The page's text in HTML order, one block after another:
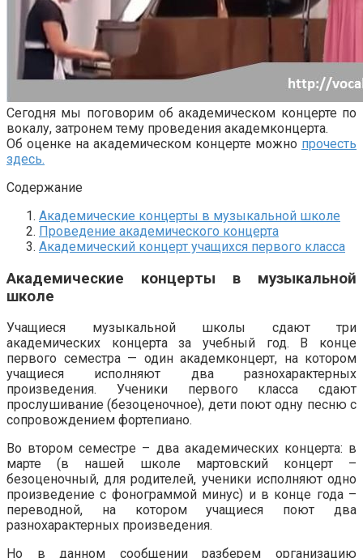
Сегодня мы поговорим об академическом концерте по
вокалу, затронем тему проведения академконцерта.
Об оценке на академическом концерте можно прочесть
здесь.
Содержание
Академические концерты в музыкальной школе
Проведение академического концерта
Академический концерт учащихся первого класса
Академические концерты в музыкальной
школе
Учащиеся музыкальной школы сдают три
академических концерта за учебный год. В конце
первого семестра — один академконцерт, на котором
учащиеся исполняют два разнохарактерных
произведения. Ученики первого класса сдают
прослушивание (безоценочное), дети поют одну песню с
сопровождением фортепиано.
Во втором семестре – два академических концерта: в
марте (в нашей школе мартовский концерт –
безоценочный, для родителей, ученики исполняют одно
произведение с фонограммой минус) и в конце года –
переводной, на котором учащиеся поют два
разнохарактерных произведения.
Но в данном сообщении разберем организацию